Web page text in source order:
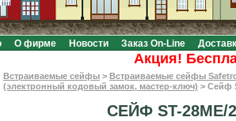
О фирме Новости Заказ On-Line
Акция!
Встраиваемые сейфы > Встраиваемые сейфы
(электронный кодовый замок, мастер-ключ) > Сейф
СЕЙФ ST-28ME/